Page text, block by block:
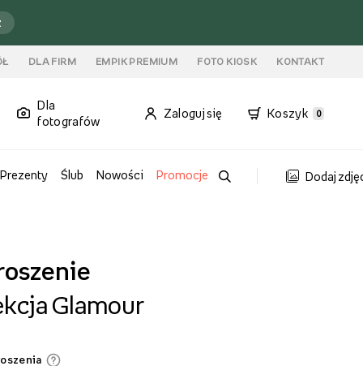
DLA FIRM EMPIK PREMIUM FOTO KIOSK KONTAKT
Dla
fotografów
Zaloguj się Koszyk 0
Prezenty Ślub Nowości Promocje Dodaj
Glamour